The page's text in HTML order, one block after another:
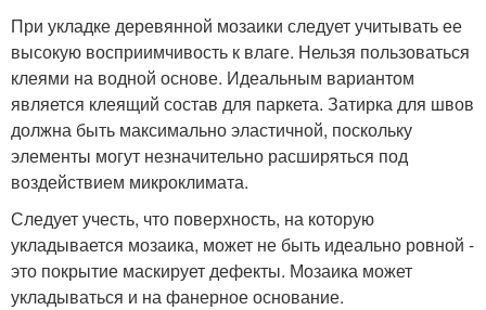
При укладке деревянной мозаики следует учитывать ее
высокую восприимчивость к влаге. Нельзя пользоваться
клеями на водной основе. Идеальным вариантом
является клеящий состав для паркета. Затирка для швов
должна быть максимально эластичной, поскольку
элементы могут незначительно расширяться под
воздействием микроклимата.
Следует учесть, что поверхность, на которую
укладывается мозаика, может не быть идеально ровной -
это покрытие маскирует дефекты. Мозаика может
укладываться и на фанерное основание.